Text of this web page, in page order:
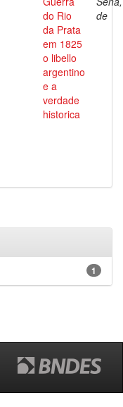
do Rio
da Prata
em 1825
o libello
argentino
e a
verdade
historica
de
1